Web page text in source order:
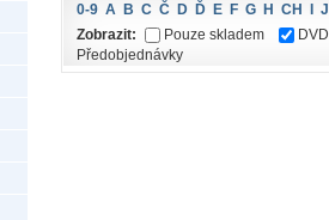
0-9 A B C Č D Ď E F G H CH
J
Zobrazit:
Pouze skladem
DVD
Předobjednávky